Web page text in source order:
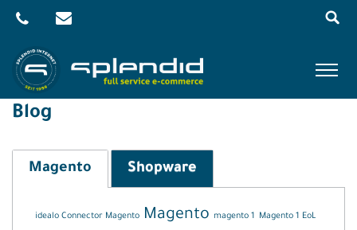
Menu
Referenzen
Leistungen
Blog
Startseite › Blog
Blog
Magento Shopware
idealo Connector Magento Magento magento 1 Magento 1 EoL